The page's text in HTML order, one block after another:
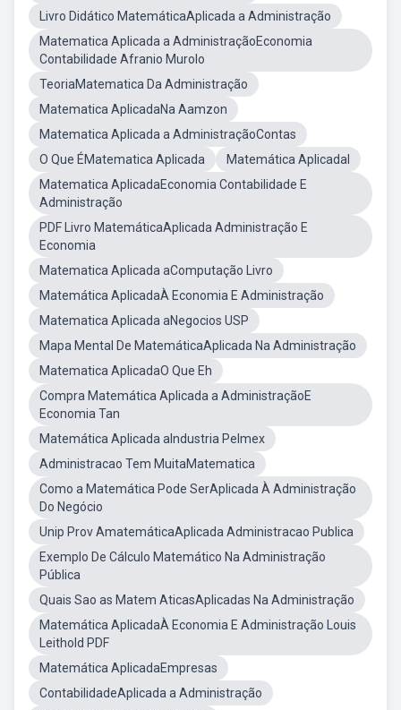
Livro Didático MatemáticaAplicada a Administração
Matematica Aplicada a AdministraçãoEconomia
Contabilidade Afranio Murolo
TeoriaMatematica Da Administração
Matematica AplicadaNa Aamzon
Matematica Aplicada a AdministraçãoContas
O Que ÉMatematica Aplicada
Matemática AplicadaI
Matematica AplicadaEconomia Contabilidade E
Administração
PDF Livro MatemáticaAplicada Administração E
Economia
Matematica Aplicada aComputação Livro
Matemática AplicadaÀ Economia E Administração
Matematica Aplicada aNegocios USP
Mapa Mental De MatemáticaAplicada Na Administração
Matematica AplicadaO Que Eh
Compra Matemática Aplicada a AdministraçãoE
Economia Tan
Matemática Aplicada aIndustria Pelmex
Administracao Tem MuitaMatematica
Como a Matemática Pode SerAplicada À Administração
Do Negócio
Unip Prov AmatemáticaAplicada Administracao Publica
Exemplo De Cálculo Matemático Na Administração
Pública
Quais Sao as Matem AticasAplicadas Na Administração
Matemática AplicadaÀ Economia E Administração Louis
Leithold PDF
Matemática AplicadaEmpresas
ContabilidadeAplicada a Administração